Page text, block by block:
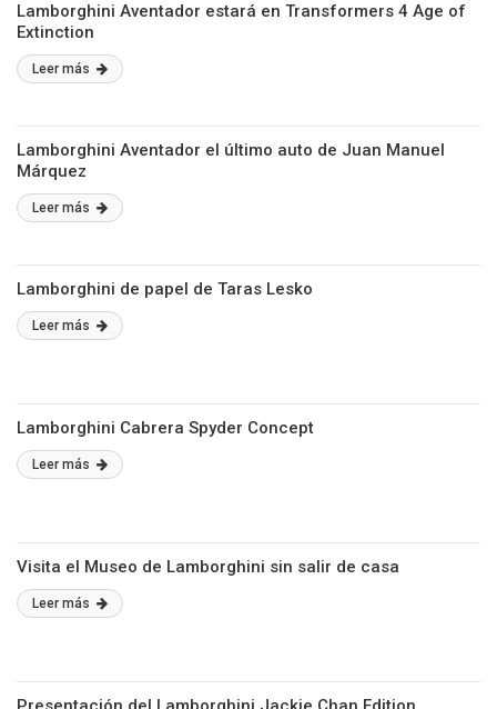
Lamborghini Aventador estará en Transformers 4 Age of
Extinction
Leer más
Lamborghini Aventador el último auto de Juan Manuel
Márquez
Leer más
Lamborghini de papel de Taras Lesko
Leer más
Lamborghini Cabrera Spyder Concept
Leer más
Visita el Museo de Lamborghini sin salir de casa
Leer más